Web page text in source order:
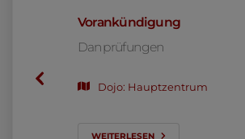
Vorankündigung
Danprüfungen
Dojo: Hauptzentrum
WEITERLESEN